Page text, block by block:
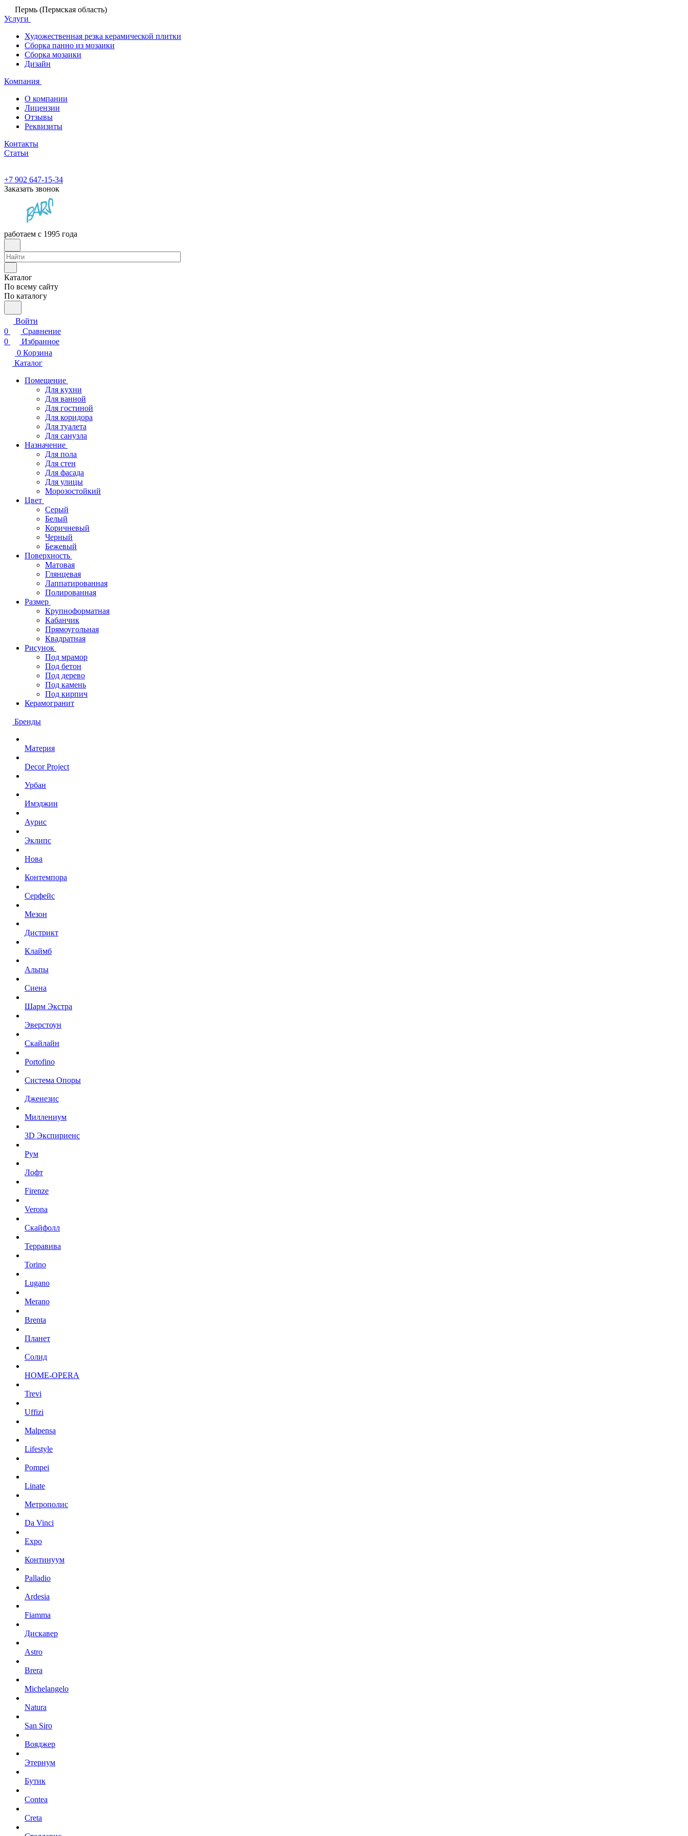
Пермь (Пермская область)
Услуги
Художественная резка керамической плитки
Сборка панно из мозаики
Сборка мозаики
Дизайн
Компания
О компании
Лицензии
Отзывы
Реквизиты
Контакты
Статьи
+7 902 647-15-34
Заказать звонок
работаем с 1995 года
Каталог
По всему сайту
По каталогу
Войти
0
Сравнение
0
Избранное
0 Корзина
Каталог
Помещение
Для кухни
Для ванной
Для гостиной
Для коридора
Для туалета
Для санузла
Назначение
Для пола
Для стен
Для фасада
Для улицы
Морозостойкий
Цвет
Серый
Белый
Коричневый
Черный
Бежевый
Поверхность
Матовая
Глянцевая
Лаппатированная
Полированная
Размер
Крупноформатная
Кабанчик
Прямоугольная
Квадратная
Рисунок
Под мрамор
Под бетон
Под дерево
Под камень
Под кирпич
Керамогранит
Бренды
Материя
Decor Project
Урбан
Имэджин
Аурис
Эклипс
Нова
Контемпора
Серфейс
Мезон
Дистрикт
Клаймб
Альпы
Сиена
Шарм Экстра
Эверстоун
Скайлайн
Portofino
Система Опоры
Дженезис
Миллениум
3D Экспириенс
Рум
Лофт
Firenze
Verona
Скайфолл
Терравива
Torino
Lugano
Merano
Brenta
Планет
Солид
HOME-OPERA
Trevi
Uffizi
Malpensa
Lifestyle
Pompei
Linate
Метрополис
Da Vinci
Expo
Континуум
Palladio
Ardesia
Fiamma
Дискавер
Astro
Brera
Michelangelo
Natura
San Siro
Вояджер
Этернум
Бутик
Contea
Creta